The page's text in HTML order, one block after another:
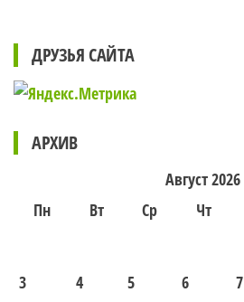
ДРУЗЬЯ САЙТА
АРХИВ
Август 2026
Пн
Вт Ср Чт
3
4 5 6 7